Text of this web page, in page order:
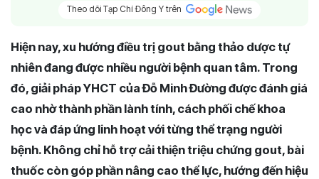
Theo dõi Tạp Chí Đông Y trên
Hiện nay, xu hướng điều trị gout bằng thảo dược tự
nhiên đang được nhiều người bệnh quan tâm. Trong
đó, giải pháp YHCT của Đỗ Minh Đường được đánh giá
cao nhờ thành phần lành tính, cách phối chế khoa
học và đáp ứng linh hoạt với từng thể trạng người
bệnh. Không chỉ hỗ trợ cải thiện triệu chứng gout, bài
thuốc còn góp phần nâng cao thể lực, hướng đến hiệu